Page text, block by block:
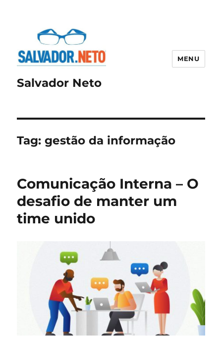
Salvador Neto
MENU
Tag:gestão da informação
Comunicação Interna – O
desafio de manter um
time unido